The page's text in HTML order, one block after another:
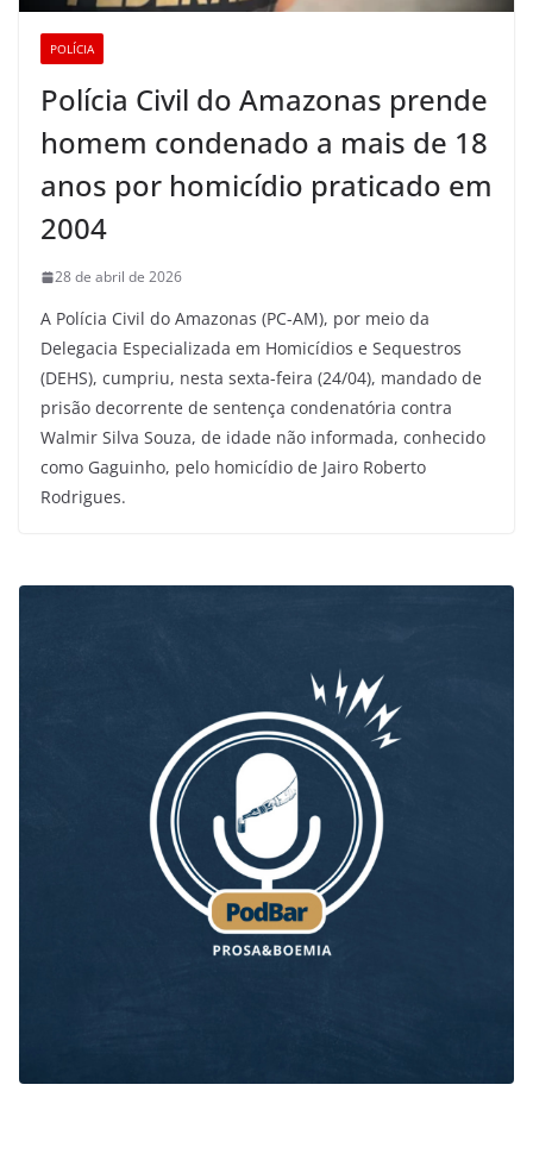
POLÍCIA
Polícia Civil do Amazonas prende
homem condenado a mais de 18
anos por homicídio praticado em
2004
28 de abril de 2026
A Polícia Civil do Amazonas (PC-AM), por meio da
Delegacia Especializada em Homicídios e Sequestros
(DEHS), cumpriu, nesta sexta-feira (24/04), mandado de
prisão decorrente de sentença condenatória contra
Walmir Silva Souza, de idade não informada, conhecido
como Gaguinho, pelo homicídio de Jairo Roberto
Rodrigues.